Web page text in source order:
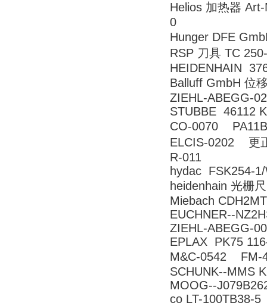
Helios 加热器
0
Hunger DFE
RSP 刀具 TC
HEIDENHAIN
Balluff GmbH 位
ZIEHL-ABEGG-
STUBBE 46112
CO-0070
ELCIS-0202 更
R-011
hydac FSK254-
heidenhain 光栅
Miebach
EUCHNER--
ZIEHL-ABEGG-
EPLAX PK75
M&C-0542 FM-
SCHUNK--MMS
MOOG--
co LT-100TB38-5